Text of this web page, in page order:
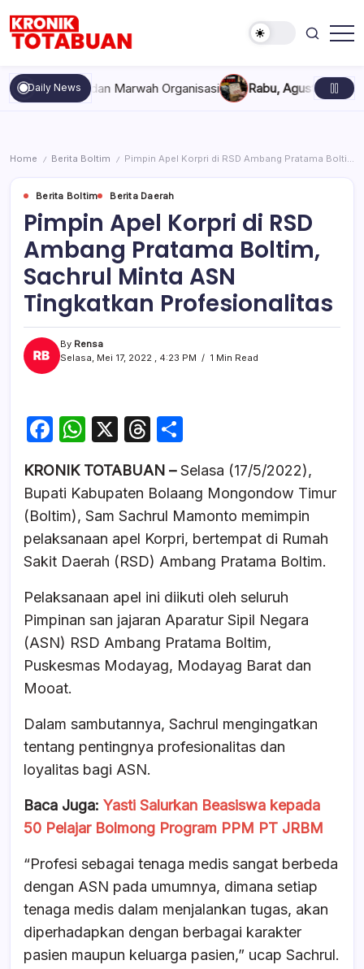
content
Totabuan
hari
ini
Kronik
Daily News
dan Marwah Organisasi Rabu, Agustus 5, 2026 ,
Home / Berita Boltim / Pimpin Apel Korpri di RSD Ambang Pratama Boltim, Sachrul Minta ASN Tingkatkan Profesionalitas
Berita Boltim Berita Daerah
Pimpin Apel Korpri di RSD
Ambang Pratama Boltim,
Sachrul Minta ASN
Tingkatkan Profesionalitas
By Rensa
Selasa, Mei 17, 2022 , 4:23 PM
1 Min Read
F
c
e
b
o
o
k
W
at
s
A
p
X
T
e
a
d
s
ar
e
KRONIK TOTABUAN –Selasa (17/5/2022),
Bupati Kabupaten Bolaang Mongondow Timur
(Boltim), Sam Sachrul Mamonto memimpin
pelaksanaan apel Korpri, bertempat di Rumah
Sakit Daerah (RSD) Ambang Pratama Boltim.
Pelaksanaan apel ini diikuti oleh seluruh
Pimpinan san jajaran Aparatur Sipil Negara
(ASN) RSD Ambang Pratama Boltim,
Puskesmas Modayag, Modayag Barat dan
Mooat.
Dalam sambutannya, Sachrul mengingatkan
tentang pentingnya profesionalitas dan
loyalitas bagi ASN.
Baca Juga: Yasti Salurkan Beasiswa kepada
50 Pelajar Bolmong Program PPM PT JRBM
“Profesi sebagai tenaga medis sangat berbeda
dengan ASN pada umumnya, dimana setiap
tenaga medis dalam menjalankan tugas, akan
diperhadapkan dengan berbagai karakter
pasien maupun keluarga pasien,” ucap Sachrul.